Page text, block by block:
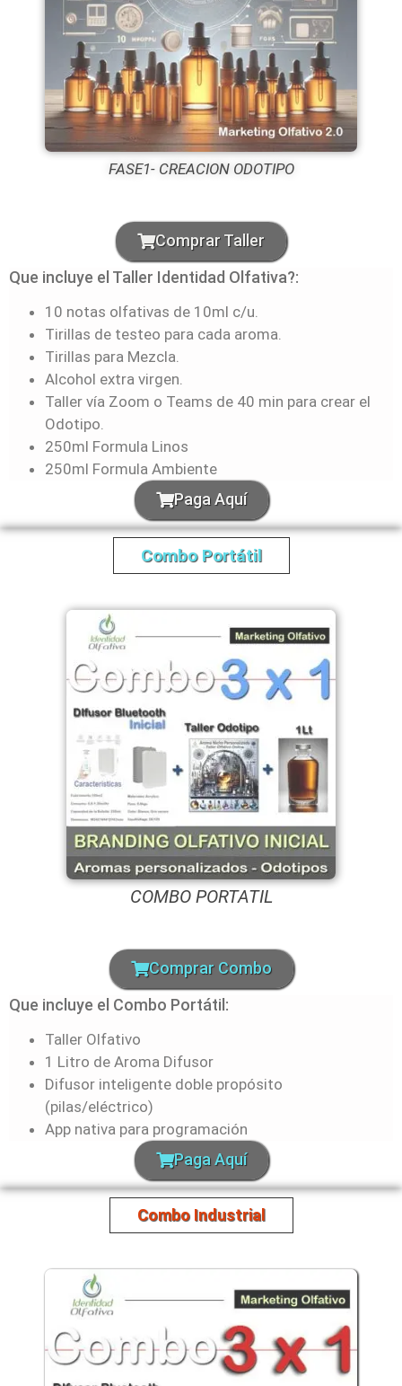
FASE1- CREACION ODOTIPO
Comprar Taller
Que incluye el Taller Identidad Olfativa?:
10 notas olfativas de 10ml c/u.
Tirillas de testeo para cada aroma.
Tirillas para Mezcla.
Alcohol extra virgen.
Taller vía Zoom o Teams de 40 min para crear el
Odotipo.
250ml Formula Linos
250ml Formula Ambiente
Paga Aquí
Combo Portátil
COMBO PORTATIL
Comprar Combo
Que incluye el Combo Portátil:
Taller Olfativo
1 Litro de Aroma Difusor
Difusor inteligente doble propósito
(pilas/eléctrico)
App nativa para programación
Paga Aquí
Combo Industrial